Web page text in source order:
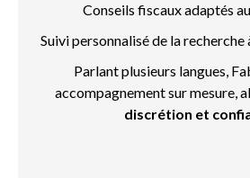
Conseils fiscaux adaptés
Suivi personnalisé de la recherche
Parlant plusieurs langues,
accompagnement sur mesure,
discrétion et